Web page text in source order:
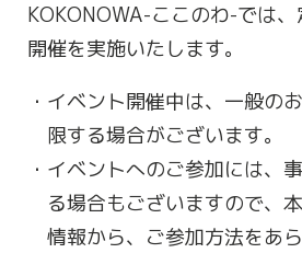
KOKONOWA-ここのわ-では
開催を実施いたします。
イベント開催中は、一般の
限する場合がございます。
イベントへのご参加には、
る場合もございますので、
情報から、ご参加方法をあ